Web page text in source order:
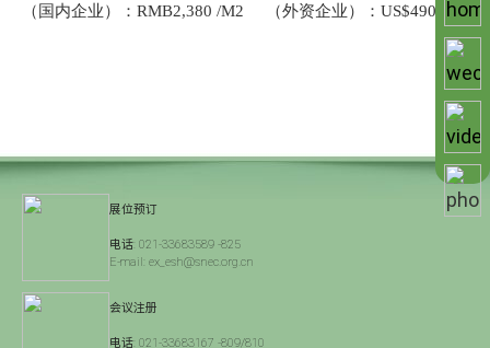
（国内企业）：RMB2,380 /M2 （外资企业）：US$490 /M2
展位预订
电话: 021-33683589 -825
E-mail: ex_esh@snec.org.cn
会议注册
电话: 021-33683167 -809/810